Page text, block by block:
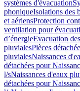
systèmes d'évacuation
phoniqueIsolations des
et aériensProtection
ventilation pour
d’énergieEvacuation
pluvialesPièces
pluvialesNaissances
détachées pour
l/sNaissances d'eaux
détachées pour